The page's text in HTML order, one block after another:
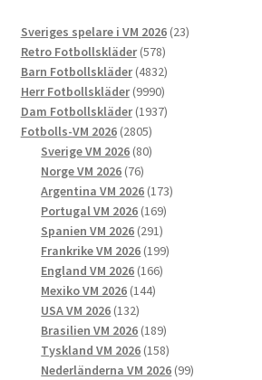
Sveriges spelare i VM 2026 2323
Retro Fotbollskläder 578578
produkter
Barn Fotbollskläder 48324832
produkter
Herr Fotbollskläder 99909990
produkter
Dam Fotbollskläder 19371937
Fotbolls-VM 2026 28052805
produkter
Sverige VM 2026 8080
Norge VM 2026 7676
produkter
Argentina VM 2026 173173
Portugal VM 2026 169169
Spanien VM 2026 291291
produkter
Frankrike VM 2026 199199
England VM 2026 166166
Mexiko VM 2026 144144
USA VM 2026 132132
produkter
Brasilien VM 2026 189189
produkter
Tyskland VM 2026 158158
produkter
Nederländerna VM 2026 9999